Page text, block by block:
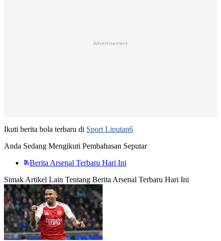
Advertisement
Ikuti berita bola terbaru di Sport Liputan6
Anda Sedang Mengikuti Pembahasan Seputar
Berita Arsenal Terbaru Hari Ini
Simak Artikel Lain Tentang Berita Arsenal Terbaru Hari Ini